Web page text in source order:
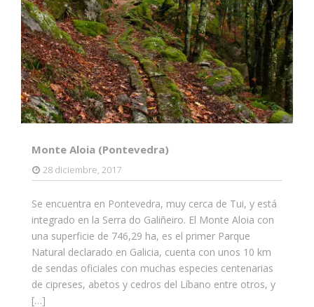
Monte Aloia (Pontevedra)
28 diciembre, 2017
Se encuentra en Pontevedra, muy cerca de Tui, y está
integrado en la Serra do Galiñeiro. El Monte Aloia con
una superficie de 746,29 ha, es el primer Parque
Natural declarado en Galicia, cuenta con unos 10 km
de sendas oficiales con muchas especies centenarias
de cipreses, abetos y cedros del Líbano entre otros, y
[…]